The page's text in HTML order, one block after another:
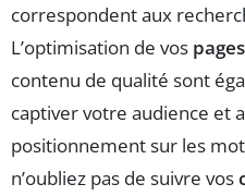
correspondent aux
L’optimisation de vos
contenu de qualité sont
captiver votre audience et
positionnement sur les
n’oubliez pas de suivre vos